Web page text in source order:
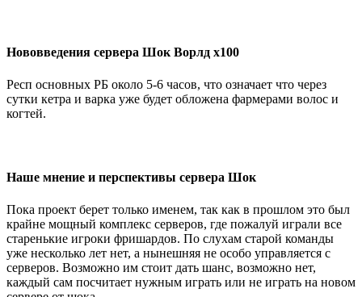
Нововведения сервера Шок Ворлд х100
Респ основных РБ около 5-6 часов, что означает что через
сутки кетра и варка уже будет обложена фармерами волос и
когтей.
Наше мнение и перспективы сервера Шок
Пока проект берет только именем, так как в прошлом это был
крайне мощный комплекс серверов, где пожалуй играли все
старенькие игроки фришардов. По слухам старой команды
уже несколько лет нет, а нынешняя не особо управляется с
серверов. Возможно им стоит дать шанс, возможно нет,
каждый сам посчитает нужным играть или не играть на новом